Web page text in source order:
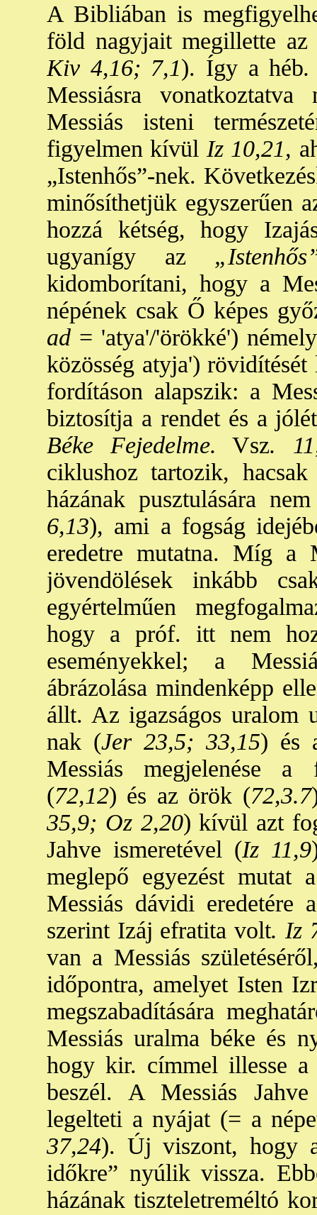
A Bibliában is
föld nagyjait megillette
Kiv 4,16; 7,1). Így a héb.
Messiásra
Messiás isteni
figyelmen kívül Iz 10,21,
„Istenhős”-nek.
minősíthetjük egyszerűen
hozzá kétség, hogy
ugyanígy az
kidomborítani, hogy a
népének csak Ő képes
ad = 'atya'/'örökké')
közösség atyja') rövidítését
fordításon alapszik: a
biztosítja a rendet és a
Béke Fejedelme. Vsz.
ciklushoz tartozik, hacsak
házának pusztulására
6,13), ami a fogság
eredetre mutatna. Míg a
jövendölések inkább
egyértelműen
hogy a próf. itt nem
eseményekkel; a
ábrázolása mindenképp
állt. Az igazságos uralom
nak (Jer 23,5; 33,15) és
Messiás megjelenése a
(72,12) és az örök (72,3.7
35,9; Oz 2,20) kívül azt
Jahve ismeretével (Iz 11,9
meglepő egyezést mutat
Messiás dávidi eredetére
szerint Izáj efratita volt. Iz
van a Messiás
időpontra, amelyet Isten
megszabadítására
Messiás uralma béke és
hogy kir. címmel illesse a
beszél. A Messiás
legelteti a nyájat (= a
37,24). Új viszont, hogy a
időkre” nyúlik vissza.
házának tiszteletreméltó